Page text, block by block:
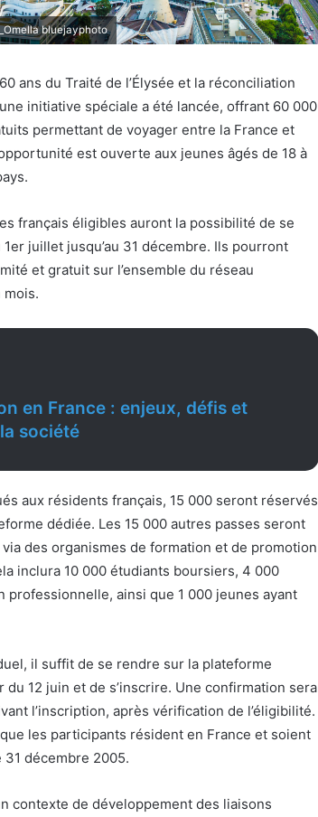
bluejayphoto
ans du Traité de l’Élysée et la réconciliation
initiative spéciale a été lancée, offrant 60 000
permettant de voyager entre la France et
est ouverte aux jeunes âgés de 18 à
français éligibles auront la possibilité de se
juillet jusqu’au 31 décembre. Ils pourront
et gratuit sur l’ensemble du réseau
mois.
en France : enjeux, défis et
société
aux résidents français, 15 000 seront réservés
dédiée. Les 15 000 autres passes seront
des organismes de formation et de promotion
inclura 10 000 étudiants boursiers, 4 000
ainsi que 1 000 jeunes ayant
il suffit de se rendre sur la plateforme
12 juin et de s’inscrire. Une confirmation sera
l’inscription, après vérification de l’éligibilité.
les participants résident en France et soient
décembre 2005.
contexte de développement des liaisons